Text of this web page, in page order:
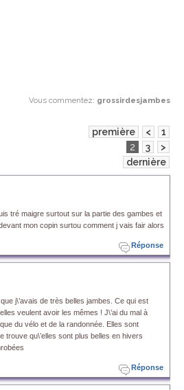
Vous commentez: grossirdesjambes
première <
1
2
3
>
dernière
tré maigre surtout sur la partie des gambes et
mon copin surtou comment j vais fair alors
Réponse
j\’avais de très belles jambes. Ce qui est
veulent avoir les mêmes ! J\’ai du mal à
du vélo et de la randonnée. Elles sont
trouve qu\’elles sont plus belles en hivers
Réponse